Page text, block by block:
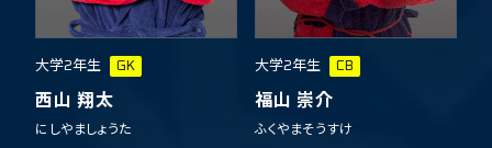
大学2年生 GK
西山 翔太
にしやましょうた
大学2年生 CB
福山 崇介
ふくやまそうすけ